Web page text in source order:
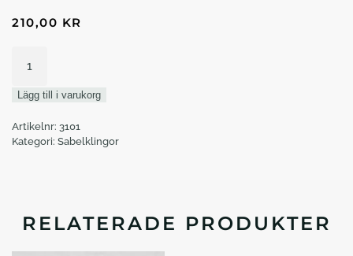
210,00 KR
sabel
stl
mängd
Lägg till i varukorg
Artikelnr: 3101
Kategori: Sabelklingor
RELATERADE PRODUKTER